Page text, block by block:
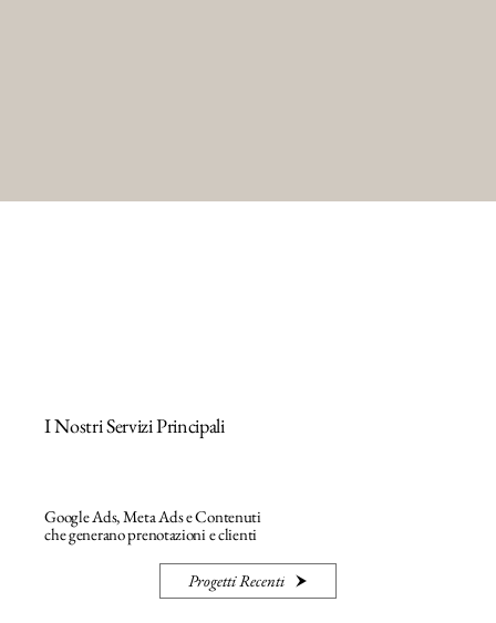
I Nostri Servizi Principali
Google Ads, Meta Ads e Contenuti
che generano prenotazioni e clienti
Progetti Recenti